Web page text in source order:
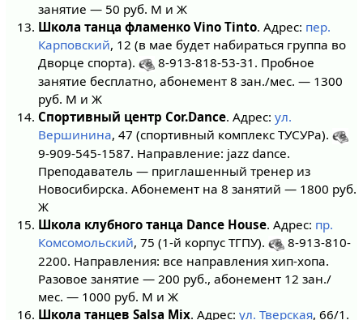
занятие — 50 руб. М и Ж
Школа танца фламенко Vino Tinto. Адрес: пер.
Карповский, 12 (в мае будет набираться группа во
Дворце спорта).
8-913-818-53-31. Пробное
занятие бесплатно, абонемент 8 зан./мес. — 1300
руб. М и Ж
Спортивный центр Cor.Dance. Адрес: ул.
Вершинина, 47 (cпортивный комплекс ТУСУРа).
9-909-545-1587. Направление: jazz dance.
Преподаватель — приглашенный тренер из
Новосибирска. Абонемент на 8 занятий — 1800 руб.
Ж
Школа клубного танца Dance House. Адрес: пр.
Комсомольский, 75 (1-й корпус ТГПУ).
8-913-810-
2200. Направления: все направления хип-хопа.
Разовое занятие — 200 руб., абонемент 12 зан./
мес. — 1000 руб. М и Ж
Школа танцев Salsa Mix. Адрес: ул. Тверская, 66/1.